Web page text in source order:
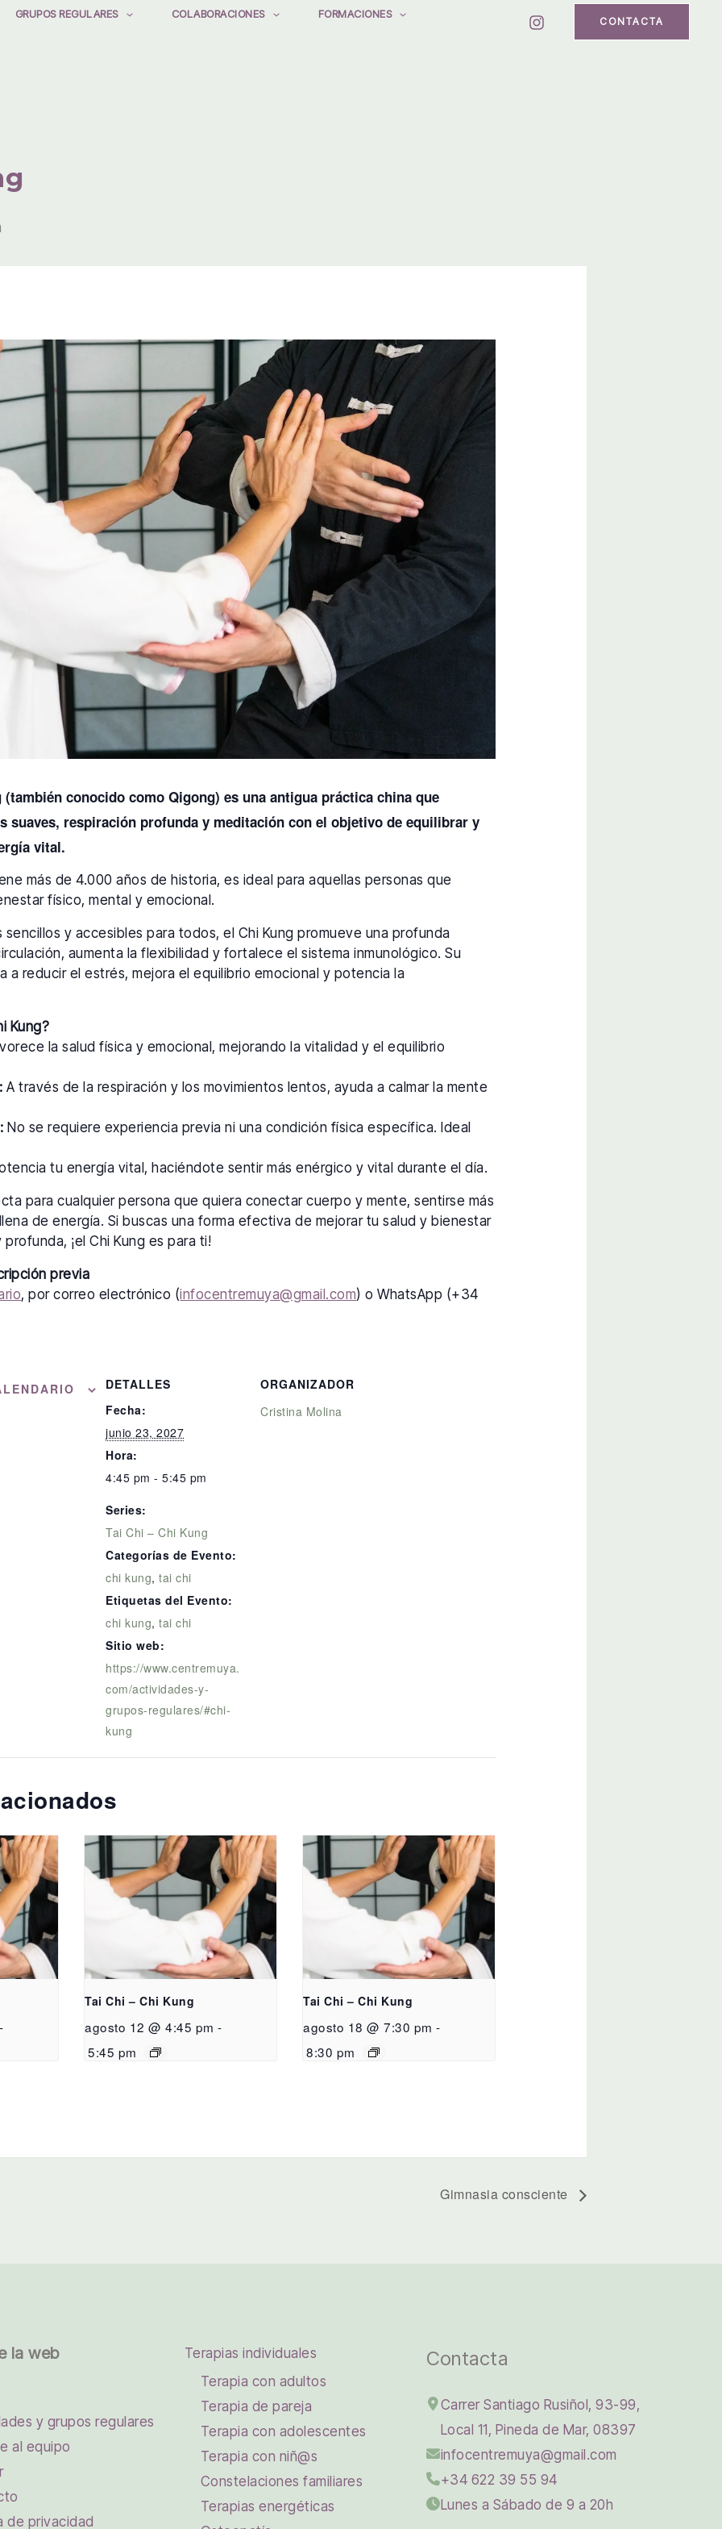
GRUPOS REGULARES COLABORACIONES
FORMACIONES
CONTACTA
(también conocido como Qigong) es una antigua práctica china que
suaves, respiración profunda y meditación con el objetivo de equilibrar y
vital.
más de 4.000 años de historia, es ideal para aquellas personas que
físico, mental y emocional.
y accesibles para todos, el Chi Kung promueve una profunda
aumenta la flexibilidad y fortalece el sistema inmunológico. Su
a reducir el estrés, mejora el equilibrio emocional y potencia la
Kung?
la salud física y emocional, mejorando la vitalidad y el equilibrio
A través de la respiración y los movimientos lentos, ayuda a calmar la mente
No se requiere experiencia previa ni una condición física específica. Ideal
tu energía vital, haciéndote sentir más enérgico y vital durante el día.
para cualquier persona que quiera conectar cuerpo y mente, sentirse más
de energía. Si buscas una forma efectiva de mejorar tu salud y bienestar
¡el Chi Kung es para ti!
previa
, por correo electrónico (infocentremuya@gmail.com) o WhatsApp (+34
DETALLES
Fecha:
junio 23, 2027
Hora:
4:45 pm - 5:45 pm
Series:
Tai Chi – Chi Kung
Categorías de Evento:
chi kung,tai chi
Etiquetas del Evento:
chi kung,tai chi
Sitio web:
https://www.centremuya.
com/actividades-y-
grupos-regulares/#chi-
kung
ORGANIZADOR
Cristina Molina
-
Tai Chi – Chi Kung
agosto 12 @ 4:45 pm -
5:45 pm
Tai Chi – Chi Kung
agosto 18 @ 7:30 pm -
8:30 pm
Gimnasia consciente
la web
y grupos regulares
al equipo
de privacidad
Terapias individuales
Terapia con adultos
Terapia de pareja
Terapia con adolescentes
Terapia con niñ@s
Constelaciones familiares
Terapias energéticas
Contacta
Carrer Santiago Rusiñol, 93-99,
Local 11, Pineda de Mar, 08397
infocentremuya@gmail.com
+34 622 39 55 94
Lunes a Sábado de 9 a 20h